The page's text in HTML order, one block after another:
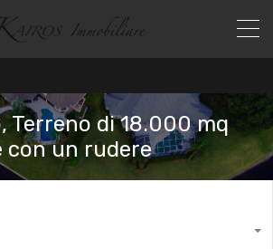
Terreno di 18.000 mq
con un rudere